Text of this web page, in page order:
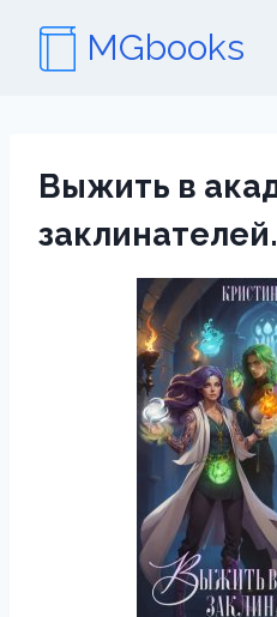
содержимому
MGbooks
Выжить в